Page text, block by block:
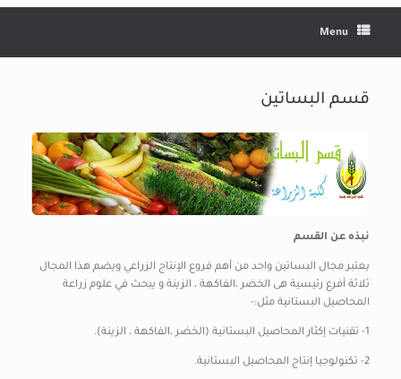
Menu
قسم البساتين
نبذه عن القسم
يعتبر مجال البساتين واحد من أهم فروع الإنتاج الزراعي ويضم هذا المجال
ثلاثة أفرع رئيسية هى الخضر ،الفاكهة ، الزينة و يبحث في علوم زراعة
المحاصيل البستانية مثل:-
1- تقنيات إكثار المحاصيل البستانية (الخضر ،الفاكهة ، الزينة).
2- تكنولوجيا إنتاج المحاصيل البستانية.